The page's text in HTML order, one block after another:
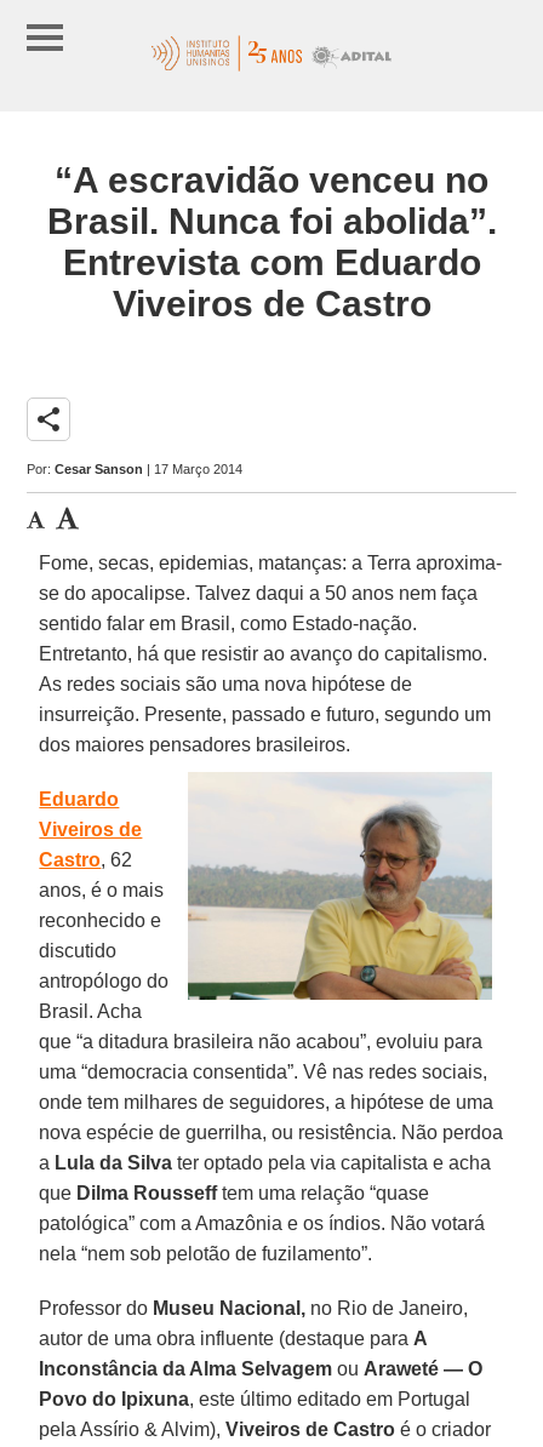
“A escravidão venceu no
Brasil. Nunca foi abolida”.
Entrevista com Eduardo
Viveiros de Castro
share
Por:Cesar Sanson | 17 Março 2014
Fome, secas, epidemias, matanças: a Terra aproxima-
se do apocalipse. Talvez daqui a 50 anos nem faça
sentido falar em Brasil, como Estado-nação.
Entretanto, há que resistir ao avanço do capitalismo.
As redes sociais são uma nova hipótese de
insurreição. Presente, passado e futuro, segundo um
dos maiores pensadores brasileiros.
Eduardo
Viveiros de
Castro, 62
anos, é o mais
reconhecido e
discutido
antropólogo do
Brasil. Acha
que “a ditadura brasileira não acabou”, evoluiu para
uma “democracia consentida”. Vê nas redes sociais,
onde tem milhares de seguidores, a hipótese de uma
nova espécie de guerrilha, ou resistência. Não perdoa
a Lula da Silva ter optado pela via capitalista e acha
que Dilma Roussefftem uma relação “quase
patológica” com a Amazônia e os índios. Não votará
nela “nem sob pelotão de fuzilamento”.
Professor do Museu Nacional, no Rio de Janeiro,
autor de uma obra influente (destaque para A
Inconstância da Alma Selvagem ou Araweté — O
Povo do Ipixuna, este último editado em Portugal
pela Assírio & Alvim),Viveiros de Castro é o criador